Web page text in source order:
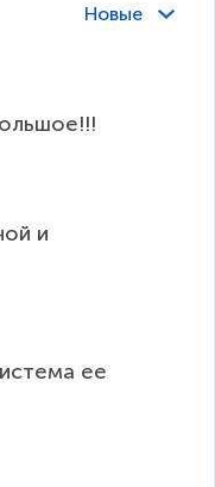
Новые
и
ее